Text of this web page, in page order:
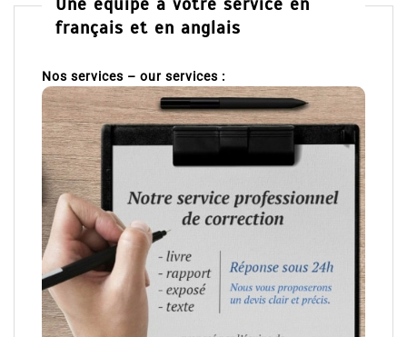
Une équipe à votre service en
français et en anglais
Nos services – our services :